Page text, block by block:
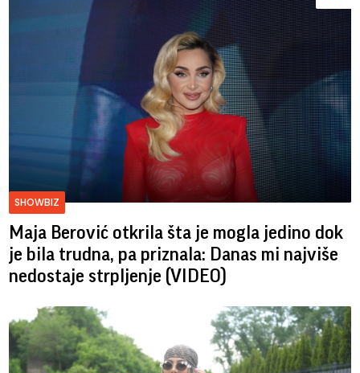
SHOWBIZ
Maja Berović otkrila šta je mogla jedino dok
je bila trudna, pa priznala: Danas mi najviše
nedostaje strpljenje (VIDEO)